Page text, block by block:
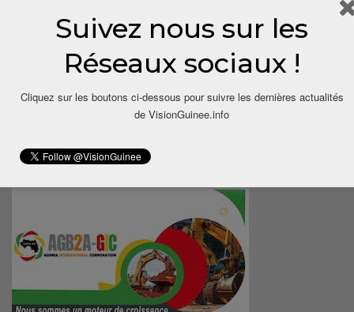
Suivez nous sur les
Réseaux sociaux !
Cliquez sur les boutons ci-dessous pour suivre les dernières actualités
de VisionGuinee.info